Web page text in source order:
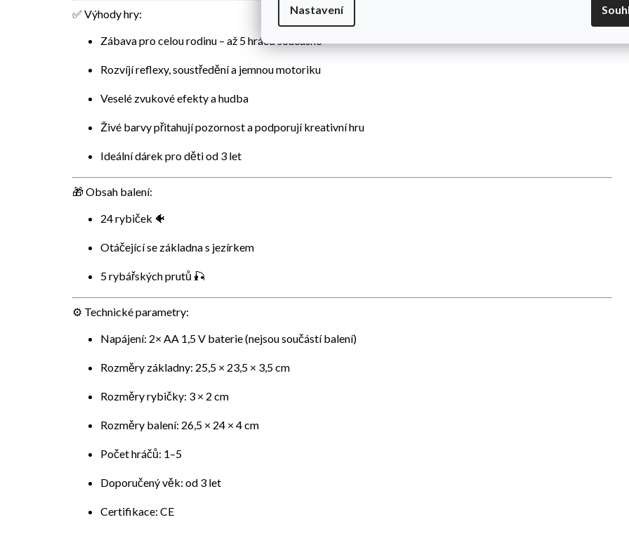
Nastavení
✅ Výhody hry:
Zábava procelou rodinu – až 5 hráčů současně
Rozvíjíreflexy, soustředění a jemnou motoriku
Veselé zvukové efekty a hudba
Živé barvy přitahují pozornost a podporují kreativní hru
Ideální dárek pro děti od 3 let
🎁 Obsah balení:
24 rybiček 🐠
Otáčející se základna s jezírkem
5 rybářských prutů 🎣
⚙️ Technické parametry:
Napájení: 2× AA 1,5 V baterie (nejsou součástí balení)
Rozměry základny: 25,5 × 23,5 × 3,5 cm
Rozměry rybičky: 3 × 2 cm
Rozměry balení: 26,5 × 24 × 4 cm
Počet hráčů: 1–5
Doporučený věk: od 3 let
Certifikace: CE